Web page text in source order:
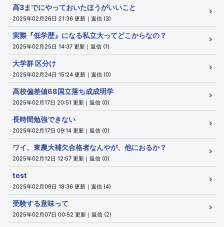
高3までにやっておいたほうがいいこと
2025年02月26日 21:36 更新｜返信 (3)
実際『低学歴』になる私立大ってどこからなの？
2025年02月25日 14:37 更新｜返信 (1)
大学群 区分け
2025年02月24日 15:24 更新｜返信 (0)
高校偏差値68国立落ち成成明学
2025年02月17日 20:51 更新｜返信 (0)
長時間勉強できない
2025年02月17日 09:14 更新｜返信 (0)
ワイ、東農大補欠合格者なんやが、他におるか？
2025年02月12日 12:57 更新｜返信 (0)
test
2025年02月09日 18:36 更新｜返信 (4)
受験する意味って
2025年02月07日 00:52 更新｜返信 (2)